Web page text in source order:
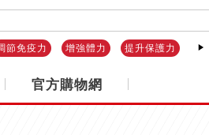
節免疫力 增強體力 提升保護力
官方購物網